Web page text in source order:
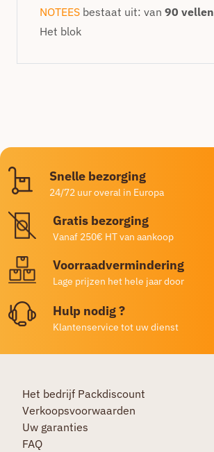
NOTEES bestaat uit: van 90 vellen
Het blok
Snelle bezorging
24/72 uur overal in Europa
Gratis bezorging
Vanaf 250€ HT van aankoop
Voorraadvermindering
Lage prijzen het hele jaar door
Hulp nodig ?
Klantenservice tot uw dienst
Het bedrijf Packdiscount
Verkoopsvoorwaarden
Uw garanties
FAQ